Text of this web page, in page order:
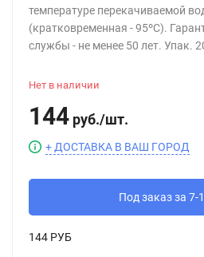
температуре перекачиваемой
(кратковременная - 95ºС).
службы - не менее 50 лет. Упак.
Нет в наличии
144 руб./шт.
+ ДОСТАВКА В ВАШ ГОРОД
Под заказ за 7-
144 РУБ